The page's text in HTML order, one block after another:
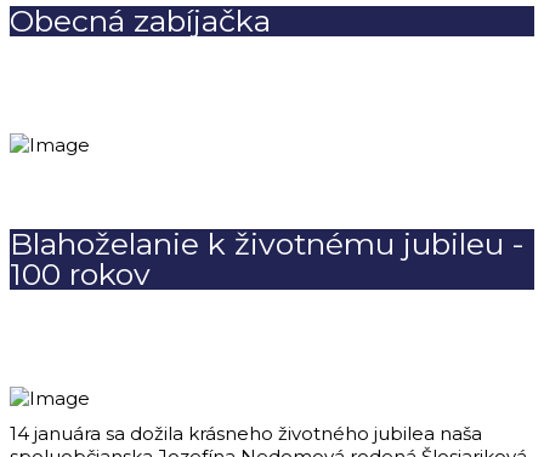
Obecná zabíjačka
Blahoželanie k životnému jubileu -
100 rokov
14 januára sa dožila krásneho životného jubilea naša